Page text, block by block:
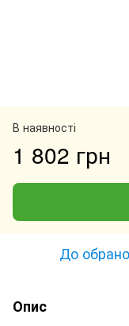
В наявності
1 802 грн
До
Опис